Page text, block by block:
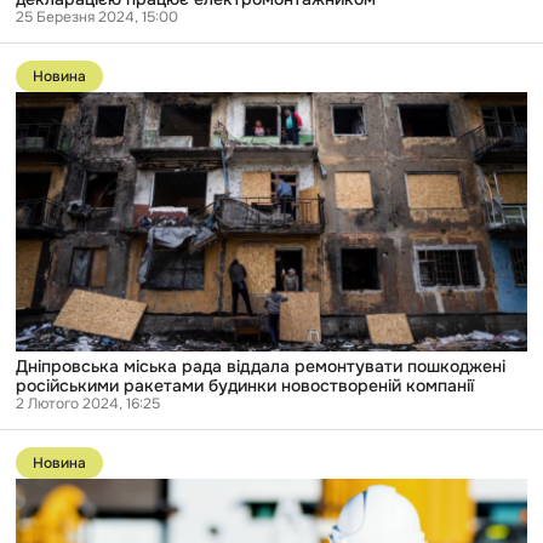
25 Березня 2024, 15:00
Перейти
до
публікації
Дніпровська
міська
рада
віддала
ремонтувати
пошкоджені
російськими
ракетами
будинки
новоствореній
компанії
Новина
Дніпровська міська рада віддала ремонтувати пошкоджені
російськими ракетами будинки новоствореній компанії
2 Лютого 2024, 16:25
Перейти
до
публікації
Під
час
будівництва
Новина